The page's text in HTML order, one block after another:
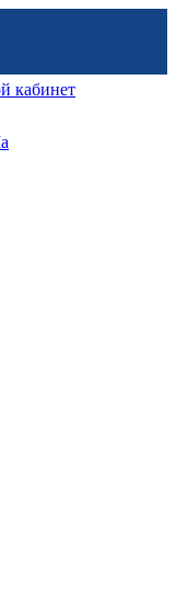
кабинет